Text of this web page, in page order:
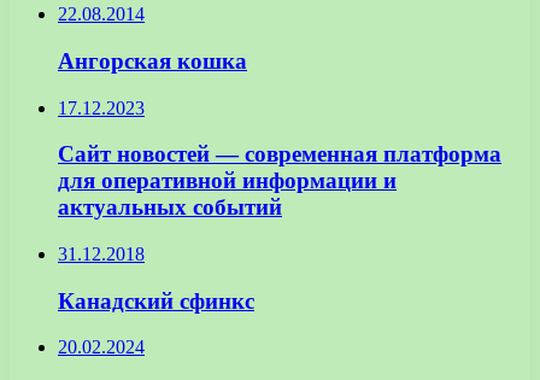
22.08.2014
Ангорская кошка
17.12.2023
Сайт новостей — современная платформа
для оперативной информации и
актуальных событий
31.12.2018
Канадский сфинкс
20.02.2024